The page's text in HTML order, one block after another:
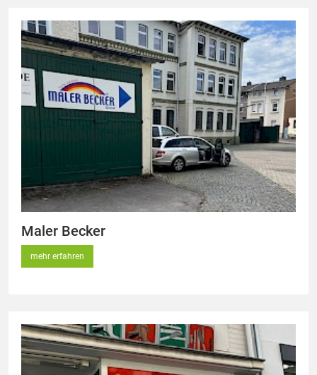
Maler Becker
mehr erfahren